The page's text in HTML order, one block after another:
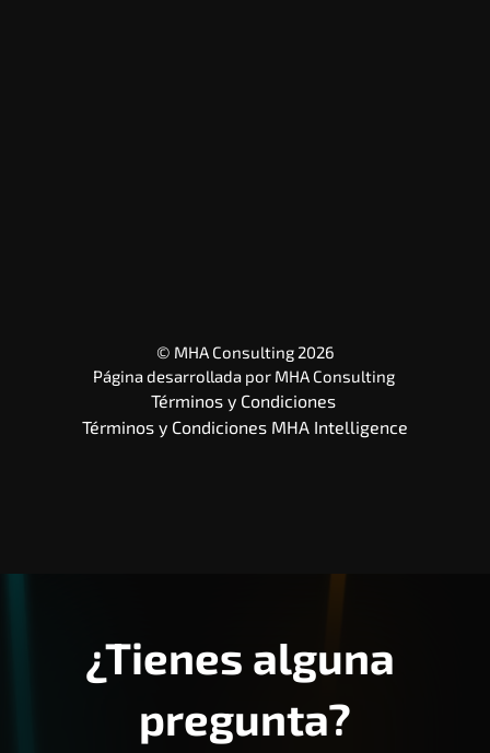
¿Tienes alguna
pregunta?
© MHA Consulting 2026
Página desarrollada por MHA Consulting
Términos y Condiciones MHA Intelligence
Términos y Condiciones